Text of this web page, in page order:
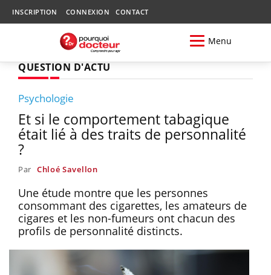
INSCRIPTION CONNEXION CONTACT
Menu
QUESTION D'ACTU
Psychologie
Et si le comportement tabagique
était lié à des traits de personnalité
?
Par Chloé Savellon
Une étude montre que les personnes
consommant des cigarettes, les amateurs de
cigares et les non-fumeurs ont chacun des
profils de personnalité distincts.